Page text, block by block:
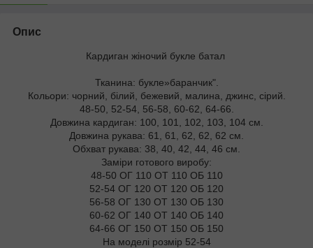
Опис
Кардиган жіночий букле батал
Тканина: букле»баранчик".
Кольори: чорний, білий, бежевий, малина, джинс, сірий.
48-50, 52-54, 56-58, 60-62, 64-66.
Довжина кардиган: 100, 101, 102, 103, 104 см.
Довжина рукава: 61, 61, 62, 62, 62 см.
Обхват рукава: 38, 40, 42, 44, 46 см.
Заміри готового виробу:
48-50 ОГ 110 ОТ 110 ОБ 110
52-54 ОГ 120 ОТ 120 ОБ 120
56-58 ОГ 130 ОТ 130 ОБ 130
60-62 ОГ 140 ОТ 140 ОБ 140
64-66 ОГ 150 ОТ 150 ОБ 150
На моделі розмір 52-54